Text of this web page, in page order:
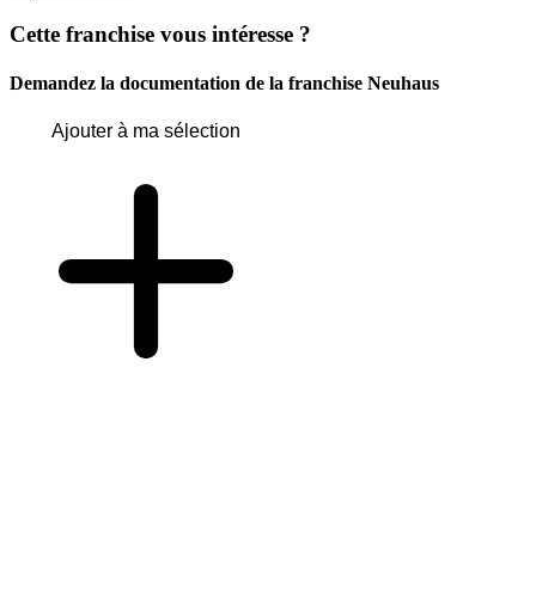
Cette franchise vous intéresse ?
Demandez la documentation de la franchise Neuhaus
Ajouter à ma sélection